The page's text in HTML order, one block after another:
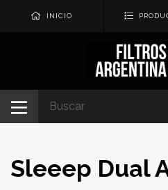
INICIO
Sleeep Dual